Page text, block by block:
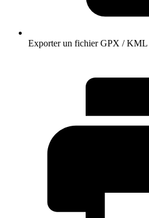
Exporter un fichier GPX / KML